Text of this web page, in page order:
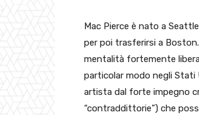
Mac Pierce è nato a
per poi trasferirsi a
mentalità fortemente
particolar modo negli Stati
artista dal forte impegno
“contraddittorie”) che